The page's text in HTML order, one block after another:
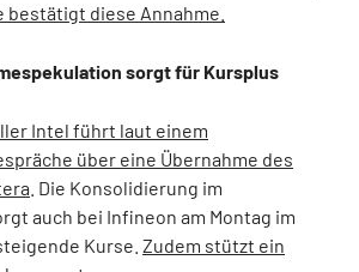
diese Annahme.
sorgt für Kursplus
Intel führt laut einem
über eine Übernahme des
. Die Konsolidierung im
auch bei Infineon am Montag im
Kurse. Zudem stützt ein